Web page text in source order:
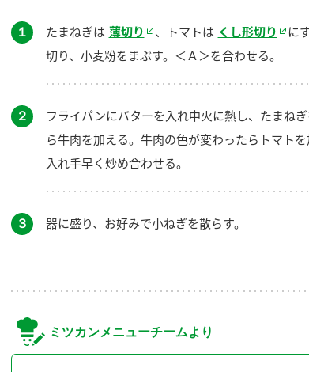
１ たまねぎは 薄切り 、トマトは くし形切り
に
切り、小麦粉をまぶす。＜Ａ＞を合わせる。
２
フライパンにバターを入れ中火に熱し、たまね
ら牛肉を加える。牛肉の色が変わったらトマト
入れ手早く炒め合わせる。
３ 器に盛り、お好みで小ねぎを散らす。
ミツカンメニューチームより